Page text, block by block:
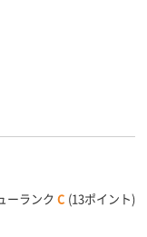
ーランク C (13ポイント)